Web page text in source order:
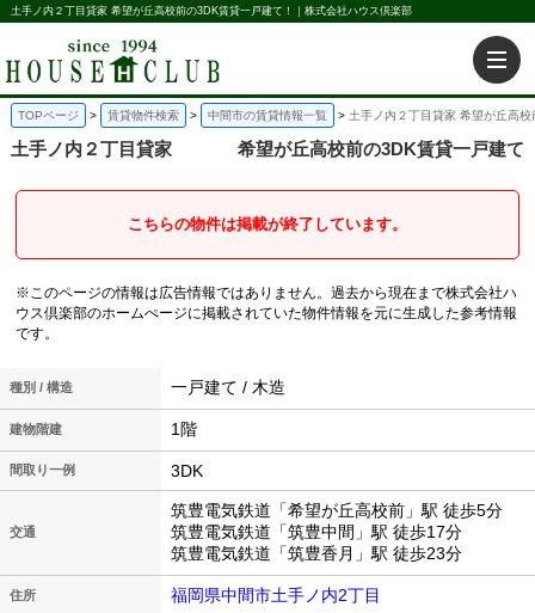
土手ノ内２丁目貸家 希望が丘高校前の3DK賃貸一戸建て！｜株式会社ハウス倶楽部
TOPページ 賃貸物件検索 中間市の賃貸情報一覧 土手ノ内２丁目貸家 希望が丘高
土手ノ内２丁目貸家 希望が丘高校前の3DK賃貸一戸建て
こちらの物件は掲載が終了しています。
※このページの情報は広告情報ではありません。過去から現在まで株式会社ハ
ウス倶楽部のホームぺージに掲載されていた物件情報を元に生成した参考情報
です。
種別 / 構造 一戸建て / 木造
建物階建 1階
間取り一例 3DK
交通
筑豊電気鉄道「希望が丘高校前」駅 徒歩5分
筑豊電気鉄道「筑豊中間」駅 徒歩17分
筑豊電気鉄道「筑豊香月」駅 徒歩23分
住所 福岡県中間市土手ノ内2丁目